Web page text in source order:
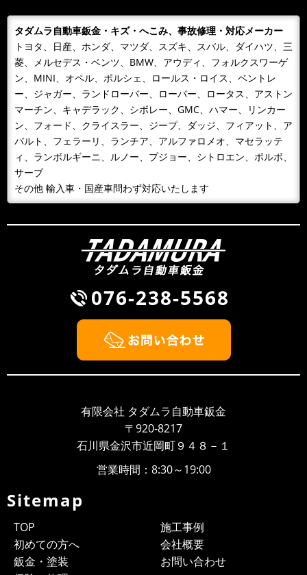
タダムラ自動車鈑金・キズ・へこみ、事故修理・対応メーカー
トヨタ、日産、ホンダ、マツダ、スズキ、スバル、ダイハツ、三
菱、メルセデス・ベンツ、BMW、アウディ、フォルクスワーゲ
ン、MINI、オペル、ポルシェ、ロールス・ロイス、ベントレ
ー、ジャガー、ランドローバー、ローバー、ロータス、アストン
マーチン、キャデラック、シボレー、GMC、ハマー、リンカー
ン、フォード、クライスラー、ジープ、ダッジ、フィアット、ア
バルト、フェラーリ、ランチア、アルファロメオ、マセラッテ
ィ、ランボルギーニ、ルノー、プジョー、シトロエン、ボルボ、
サーブ
その他 輸入車・国産車問わず対応いたします
076-238-5568
有限会社 タダムラ自動車鈑金
〒920-8217
石川県金沢市近岡町９４８－１
営業時間：8:30～19:00
Sitemap
TOP
初めての方へ
鈑金・塗装
施工事例
会社概要
お問い合わせ